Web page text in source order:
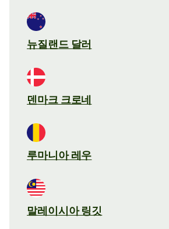
뉴질랜드 달러
덴마크 크로네
루마니아 레우
말레이시아 링깃